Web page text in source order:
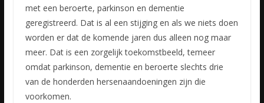
met een beroerte, parkinson en dementie
geregistreerd. Dat is al een stijging en als we niets doen
worden er dat de komende jaren dus alleen nog maar
meer. Dat is een zorgelijk toekomstbeeld, temeer
omdat parkinson, dementie en beroerte slechts drie
van de honderden hersenaandoeningen zijn die
voorkomen.